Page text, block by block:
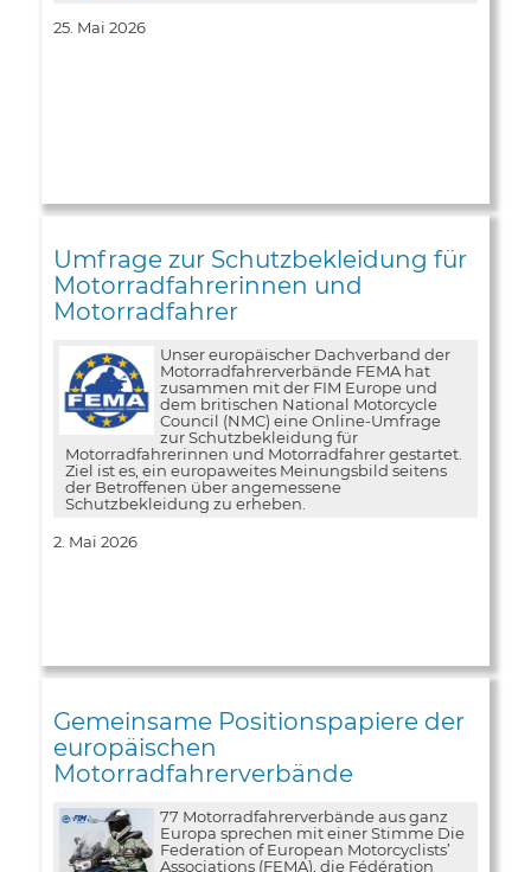
25. Mai 2026
Umfrage zur Schutzbekleidung für
Motorradfahrerinnen und
Motorradfahrer
Unser europäischer Dachverband der
Motorradfahrerverbände FEMA hat
zusammen mit der FIM Europe und
dem britischen National Motorcycle
Council (NMC) eine Online-Umfrage
zur Schutzbekleidung für
Motorradfahrerinnen und Motorradfahrer gestartet.
Ziel ist es, ein europaweites Meinungsbild seitens
der Betroffenen über angemessene
Schutzbekleidung zu erheben.
2. Mai 2026
Gemeinsame Positionspapiere der
europäischen
Motorradfahrerverbände
77 Motorradfahrerverbände aus ganz
Europa sprechen mit einer Stimme Die
Federation of European Motorcyclists’
Associations (FEMA), die Fédération